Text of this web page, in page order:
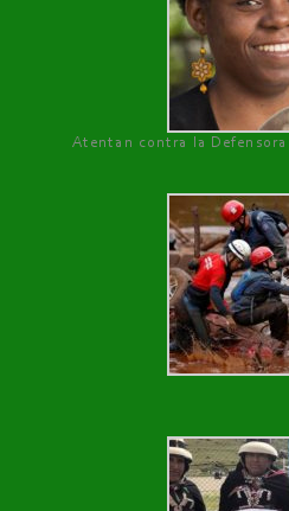
Atentan contra la Defensora